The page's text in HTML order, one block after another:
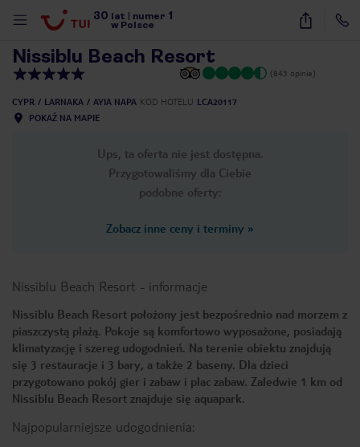
30 lat numer 1
w Polsce
23
Nissiblu Beach Resort
(843 opinie)
CYPR LARNAKA AYIA NAPA KOD HOTELU LCA20117
POKAŻ NA MAPIE
Ups, ta oferta nie jest dostępna.
Przygotowaliśmy dla Ciebie
podobne oferty:
Zobacz inne ceny i terminy »
Nissiblu Beach Resort - informacje
Nissiblu Beach Resort położony jest bezpośrednio nad morzem z
piaszczystą plażą. Pokoje są komfortowo wyposażone, posiadają
klimatyzację i szereg udogodnień. Na terenie obiektu znajdują
się 3 restauracje i 3 bary, a także 2 baseny. Dla dzieci
przygotowano pokój gier i zabaw i plac zabaw. Zaledwie 1 km od
Nissiblu Beach Resort znajduje się aquapark.
Najpopularniejsze udogodnienia: